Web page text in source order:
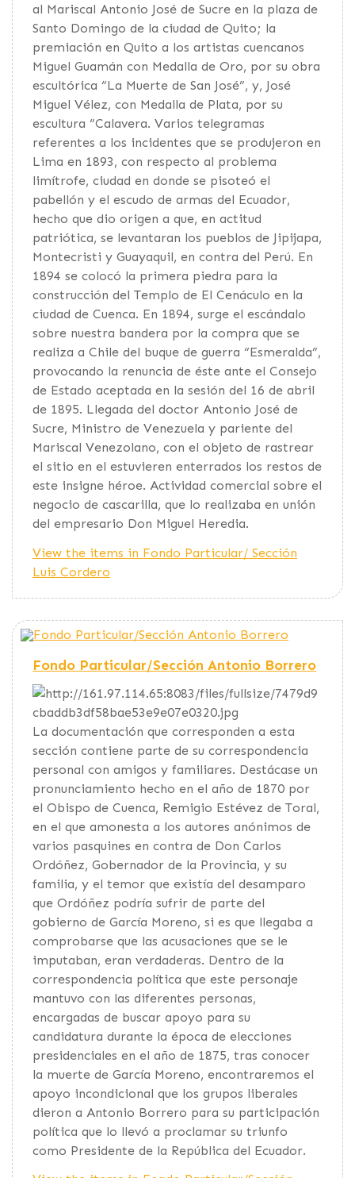
al Mariscal Antonio José de Sucre en la plaza de
Santo Domingo de la ciudad de Quito; la
premiación en Quito a los artistas cuencanos
Miguel Guamán con Medalla de Oro, por su obra
escultórica “La Muerte de San José”, y, José
Miguel Vélez, con Medalla de Plata, por su
escultura “Calavera. Varios telegramas
referentes a los incidentes que se produjeron en
Lima en 1893, con respecto al problema
limítrofe, ciudad en donde se pisoteó el
pabellón y el escudo de armas del Ecuador,
hecho que dio origen a que, en actitud
patriótica, se levantaran los pueblos de Jipijapa,
Montecristi y Guayaquil, en contra del Perú. En
1894 se colocó la primera piedra para la
construcción del Templo de El Cenáculo en la
ciudad de Cuenca. En 1894, surge el escándalo
sobre nuestra bandera por la compra que se
realiza a Chile del buque de guerra “Esmeralda”,
provocando la renuncia de éste ante el Consejo
de Estado aceptada en la sesión del 16 de abril
de 1895. Llegada del doctor Antonio José de
Sucre, Ministro de Venezuela y pariente del
Mariscal Venezolano, con el objeto de rastrear
el sitio en el estuvieren enterrados los restos de
este insigne héroe. Actividad comercial sobre el
negocio de cascarilla, que lo realizaba en unión
del empresario Don Miguel Heredia.
View the items in Fondo Particular/ Sección
Luis Cordero
Fondo Particular/Sección Antonio Borrero
La documentación que corresponden a esta
sección contiene parte de su correspondencia
personal con amigos y familiares. Destácase un
pronunciamiento hecho en el año de 1870 por
el Obispo de Cuenca, Remigio Estévez de Toral,
en el que amonesta a los autores anónimos de
varios pasquines en contra de Don Carlos
Ordóñez, Gobernador de la Provincia, y su
familia, y el temor que existía del desamparo
que Ordóñez podría sufrir de parte del
gobierno de García Moreno, si es que llegaba a
comprobarse que las acusaciones que se le
imputaban, eran verdaderas. Dentro de la
correspondencia política que este personaje
mantuvo con las diferentes personas,
encargadas de buscar apoyo para su
candidatura durante la época de elecciones
presidenciales en el año de 1875, tras conocer
la muerte de García Moreno, encontraremos el
apoyo incondicional que los grupos liberales
dieron a Antonio Borrero para su participación
política que lo llevó a proclamar su triunfo
como Presidente de la República del Ecuador.